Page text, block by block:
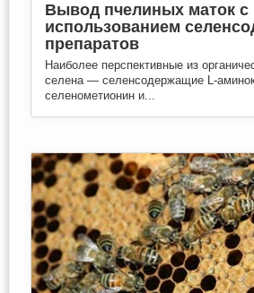
Вывод пчелиных маток с
использованием
препаратов
Наиболее перспективные из
селена — селенсодержащие L-
селенометионин и...